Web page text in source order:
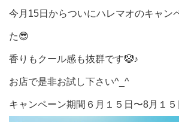
今月15日からついにハレマオのキャン
た😎
香りもクール感も抜群です🤡♪
お店で是非お試し下さい^_^
キャンペーン期間６月１５日〜8月１５